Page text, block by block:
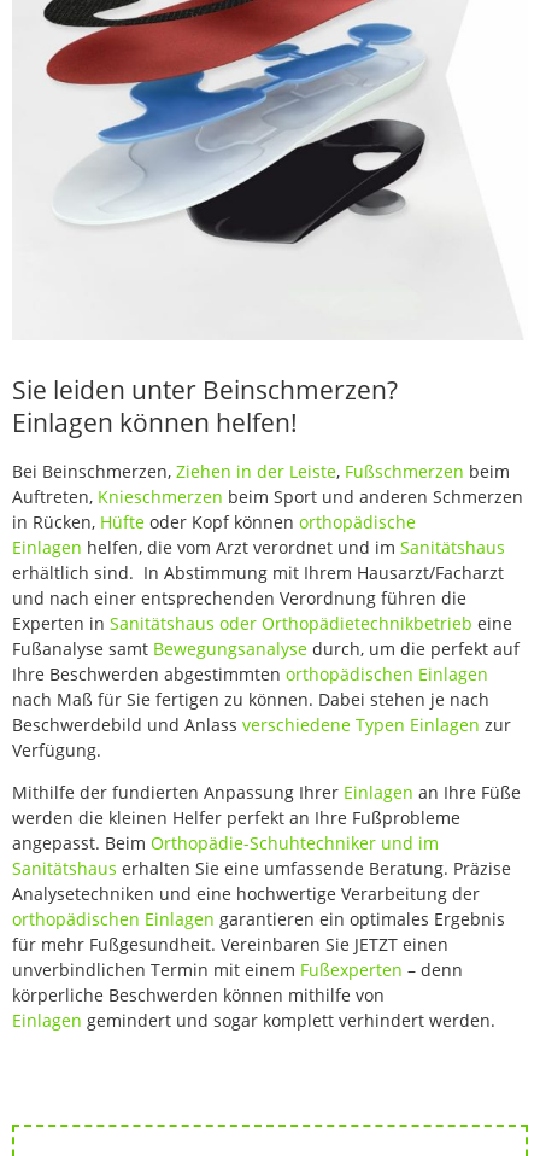
Sie leiden unter Beinschmerzen?
Einlagen können helfen!
Bei Beinschmerzen, Ziehen in der Leiste, Fußschmerzen beim
Auftreten, Knieschmerzen beim Sport und anderen Schmerzen
in Rücken, Hüfte oder Kopf können orthopädische
Einlagen helfen, die vom Arzt verordnet und im Sanitätshaus
erhältlich sind. In Abstimmung mit Ihrem Hausarzt/Facharzt
und nach einer entsprechenden Verordnung führen die
Experten in Sanitätshaus oder Orthopädietechnikbetrieb eine
Fußanalyse samt Bewegungsanalyse durch, um die perfekt auf
Ihre Beschwerden abgestimmten orthopädischen Einlagen
nach Maß für Sie fertigen zu können. Dabei stehen je nach
Beschwerdebild und Anlass verschiedene Typen Einlagen zur
Verfügung.
Mithilfe der fundierten Anpassung Ihrer Einlagen an Ihre Füße
werden die kleinen Helfer perfekt an Ihre Fußprobleme
angepasst. Beim Orthopädie-Schuhtechniker und im
Sanitätshaus erhalten Sie eine umfassende Beratung. Präzise
Analysetechniken und eine hochwertige Verarbeitung der
orthopädischen Einlagen garantieren ein optimales Ergebnis
für mehr Fußgesundheit. Vereinbaren Sie JETZT einen
unverbindlichen Termin mit einem Fußexperten – denn
körperliche Beschwerden können mithilfe von
Einlagen gemindert und sogar komplett verhindert werden.